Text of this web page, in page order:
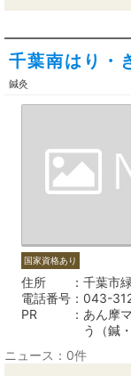
千葉南はり・
鍼灸
国家資格あり
住所
千葉市
電話番号
043-
PR
あん摩
う（鍼
ニュース：0件